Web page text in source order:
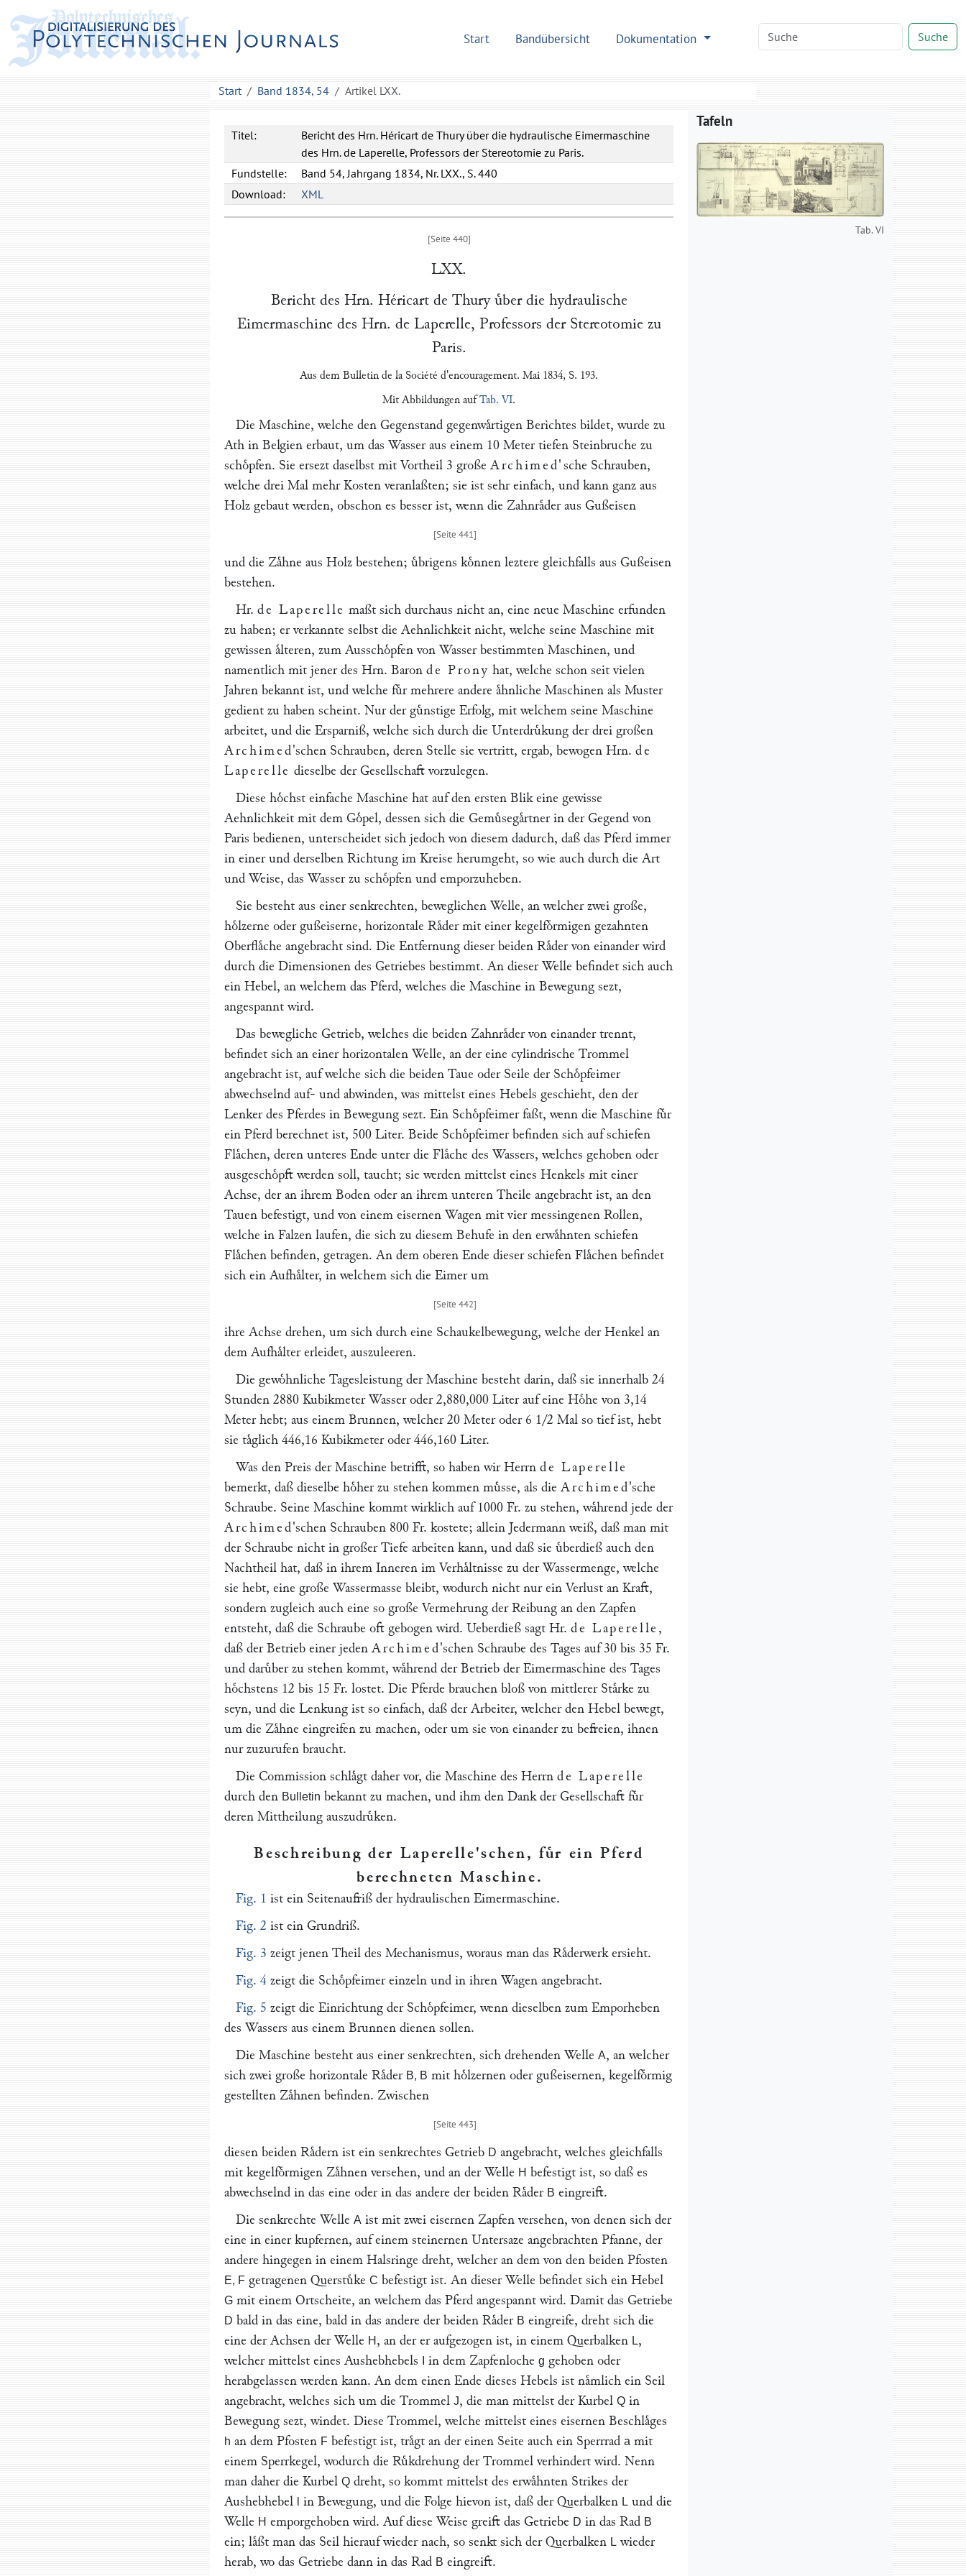
Start Bandübersicht Dokumentation Suche
Start Band 1834, 54 Artikel LXX.
Titel:
Bericht des Hrn. Héricart de Thury über die hydraulische Eimermaschine
des Hrn. de Laperelle, Professors der Stereotomie zu Paris.
Fundstelle:
Band 54, Jahrgang 1834, Nr. LXX., S. 440
Download:
XML
LXX.
Bericht des Hrn. Héricart de Thuryuͤber die hydraulische
Eimermaschine des Hrn. de Laperelle, Professors der Stereotomie zu
Paris.
Aus dem Bulletin de la Société d'encouragement. Mai 1834, S. 193.
Mit Abbildungen aufTab. VI.
Die Maschine, welche den Gegenstand gegenwaͤrtigen Berichtes bildet, wurde zu
Ath in Belgien erbaut, um das Wasser aus einem 10 Meter tiefen Steinbruche zu
schoͤpfen. Sie ersezt daselbst mit Vortheil 3 große Archimed' sche Schrauben,
welche drei Mal mehr Kosten veranlaßten; sie ist sehr einfach, und kann ganz aus
Holz gebaut werden, obschon es besser ist, wenn die Zahnraͤder aus Gußeisen
und die Zaͤhne aus Holz bestehen; uͤbrigens koͤnnen leztere gleichfalls aus Gußeisen
bestehen.
Hr. de Laperelle maßt sich durchaus nicht an, eine neue Maschine erfunden
zu haben; er verkannte selbst die Aehnlichkeit nicht, welche seine Maschine mit
gewissen aͤlteren, zum Ausschoͤpfen von Wasser bestimmten Maschinen, und
namentlich mit jener des Hrn. Baron de Prony hat, welche schon seit vielen
Jahren bekannt ist, und welche fuͤr mehrere andere aͤhnliche Maschinen als Muster
gedient zu haben scheint. Nur der guͤnstige Erfolg, mit welchem seine Maschine
arbeitet, und die Ersparniß, welche sich durch die Unterdruͤkung der drei großen
Archimed'schen Schrauben, deren Stelle sie vertritt, ergab, bewogen Hrn.de
Laperelle dieselbe der Gesellschaft vorzulegen.
Diese hoͤchst einfache Maschine hat auf den ersten Blik eine gewisse
Aehnlichkeit mit dem Goͤpel, dessen sich die Gemuͤsegaͤrtner in der Gegend von
Paris bedienen, unterscheidet sich jedoch von diesem dadurch, daß das Pferd immer
in einer und derselben Richtung im Kreise herumgeht, so wie auch durch die Art
und Weise, das Wasser zu schoͤpfen und emporzuheben.
Sie besteht aus einer senkrechten, beweglichen Welle, an welcher zwei große,
hoͤlzerne oder gußeiserne, horizontale Raͤder mit einer kegelfoͤrmigen gezahnten
Oberflaͤche angebracht sind. Die Entfernung dieser beiden Raͤder von einander wird
durch die Dimensionen des Getriebes bestimmt. An dieser Welle befindet sich auch
ein Hebel, an welchem das Pferd, welches die Maschine in Bewegung sezt,
angespannt wird.
Das bewegliche Getrieb, welches die beiden Zahnraͤder von einander trennt,
befindet sich an einer horizontalen Welle, an der eine cylindrische Trommel
angebracht ist, auf welche sich die beiden Taue oder Seile der Schoͤpfeimer
abwechselnd auf- und abwinden, was mittelst eines Hebels geschieht, den der
Lenker des Pferdes in Bewegung sezt. Ein Schoͤpfeimer faßt, wenn die Maschine fuͤr
ein Pferd berechnet ist, 500 Liter. Beide Schoͤpfeimer befinden sich auf schiefen
Flaͤchen, deren unteres Ende unter die Flaͤche des Wassers, welches gehoben oder
ausgeschoͤpft werden soll, taucht; sie werden mittelst eines Henkels mit einer
Achse, der an ihrem Boden oder an ihrem unteren Theile angebracht ist, an den
Tauen befestigt, und von einem eisernen Wagen mit vier messingenen Rollen,
welche in Falzen laufen, die sich zu diesem Behufe in den erwaͤhnten schiefen
Flaͤchen befinden, getragen. An dem oberen Ende dieser schiefen Flaͤchen befindet
sich ein Aufhaͤlter, in welchem sich die Eimer um
ihre Achse drehen, um sich durch eine Schaukelbewegung, welche der Henkel an
dem Aufhaͤlter erleidet, auszuleeren.
Die gewoͤhnliche Tagesleistung der Maschine besteht darin, daß sie innerhalb 24
Stunden 2880 Kubikmeter Wasser oder 2,880,000 Liter auf eine Hoͤhe von 3,14
Meter hebt; aus einem Brunnen, welcher 20 Meter oder 6 1/2 Mal so tief ist, hebt
sie taͤglich 446,16 Kubikmeter oder 446,160 Liter.
Was den Preis der Maschine betrifft, so haben wir Herrn de Laperelle
bemerkt, daß dieselbe hoͤher zu stehen kommen muͤsse, als die Archimed'sche
Schraube. Seine Maschine kommt wirklich auf 1000 Fr. zu stehen, waͤhrend jede der
Archimed'schen Schrauben 800 Fr. kostete; allein Jedermann weiß, daß man mit
der Schraube nicht in großer Tiefe arbeiten kann, und daß sie uͤberdieß auch den
Nachtheil hat, daß in ihrem Inneren im Verhaͤltnisse zu der Wassermenge, welche
sie hebt, eine große Wassermasse bleibt, wodurch nicht nur ein Verlust an Kraft,
sondern zugleich auch eine so große Vermehrung der Reibung an den Zapfen
entsteht, daß die Schraube oft gebogen wird. Ueberdieß sagt Hr. de Laperelle ,
daß der Betrieb einer jeden Archimed'schen Schraube des Tages auf 30 bis 35 Fr.
und daruͤber zu stehen kommt, waͤhrend der Betrieb der Eimermaschine des Tages
hoͤchstens 12 bis 15 Fr. lostet. Die Pferde brauchen bloß von mittlerer Staͤrke zu
seyn, und die Lenkung ist so einfach, daß der Arbeiter, welcher den Hebel bewegt,
um die Zaͤhne eingreifen zu machen, oder um sie von einander zu befreien, ihnen
nur zuzurufen braucht.
Die Commission schlaͤgt daher vor, die Maschine des Herrn de Laperelle
durch den Bulletin bekannt zu machen, und ihm den Dank der Gesellschaft fuͤr
deren Mittheilung auszudruͤken.
Beschreibung der Laperelle'schen, fuͤr ein Pferd
berechneten Maschine.
Fig. 1 ist ein Seitenaufriß der hydraulischen Eimermaschine.
Fig. 2 ist ein Grundriß.
Fig. 3 zeigt jenen Theil des Mechanismus, woraus man das Raͤderwerk ersieht.
Fig. 4 zeigt die Schoͤpfeimer einzeln und in ihren Wagen angebracht.
Fig. 5 zeigt die Einrichtung der Schoͤpfeimer, wenn dieselben zum Emporheben
des Wassers aus einem Brunnen dienen sollen.
Die Maschine besteht aus einer senkrechten, sich drehenden Welle A, an welcher
sich zwei große horizontale Raͤder B, B mit hoͤlzernen oder gußeisernen, kegelfoͤrmig
gestellten Zaͤhnen befinden. Zwischen
diesen beiden Raͤdern ist ein senkrechtes Getrieb D angebracht, welches gleichfalls
mit kegelfoͤrmigen Zaͤhnen versehen, und an der Welle H befestigt ist, so daß es
abwechselnd in das eine oder in das andere der beiden Raͤder B eingreift.
Die senkrechte Welle A ist mit zwei eisernen Zapfen versehen, von denen sich der
eine in einer kupfernen, auf einem steinernen Untersaze angebrachten Pfanne, der
andere hingegen in einem Halsringe dreht, welcher an dem von den beiden Pfosten
E, F getragenen Querstuͤke C befestigt ist. An dieser Welle befindet sich ein Hebel
G mit einem Ortscheite, an welchem das Pferd angespannt wird. Damit das Getriebe
D bald in das eine, bald in das andere der beiden Raͤder B eingreife, dreht sich die
eine der Achsen der Welle H , an der er aufgezogen ist, in einem Querbalken L,
welcher mittelst eines Aushebhebels
in dem Zapfenloche g gehoben oder
herabgelassen werden kann. An dem einen Ende dieses Hebels ist naͤmlich ein Seil
angebracht, welches sich um die Trommel J, die man mittelst der Kurbel Q in
Bewegung sezt, windet. Diese Trommel, welche mittelst eines eisernen Beschlaͤges
h an dem Pfosten F befestigt ist, traͤgt an der einen Seite auch ein Sperrrad a mit
einem Sperrkegel, wodurch die Ruͤkdrehung der Trommel verhindert wird. Nenn
man daher die Kurbel Q dreht, so kommt mittelst des erwaͤhnten Strikes der
Aushebhebel
in Bewegung, und die Folge hievon ist, daß der Querbalken L und die
Welle H emporgehoben wird. Auf diese Weise greift das Getriebe D in das Rad B
ein; laͤßt man das Seil hierauf wieder nach, so senkt sich der Querbalken L wieder
herab, wo das Getriebe dann in das Rad B eingreift.
Tafeln
Tab. VI